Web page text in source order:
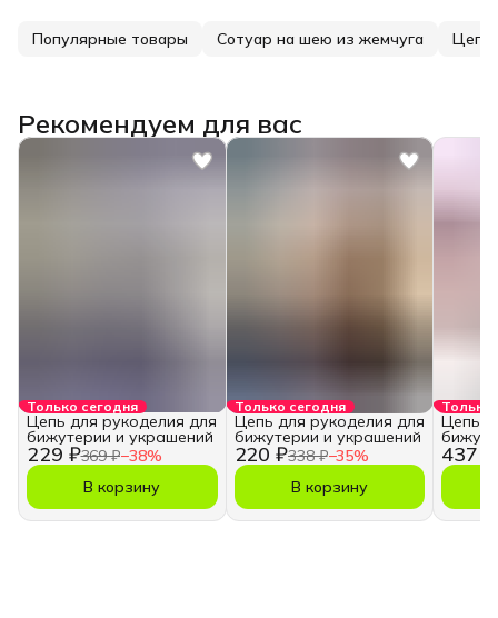
Популярные товары Сотуар на шею из жемчуга Цепь
Рекомендуем для вас
Только сегодня
229 ₽369 ₽−38%
Цепь для рукоделия для
бижутерии и украшений
В корзину
Только сегодня
220 ₽338 ₽−35%
Цепь для рукоделия для
бижутерии и украшений
В корзину
Только
437 ₽
Цепь
3,5*5